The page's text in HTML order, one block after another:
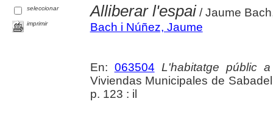
seleccionar
imprimir
Alliberar l'espai/ Jaume
Bach i Núñez, Jaume
En: 063504 L'habitatge públic
Viviendas Municipales de
p. 123 : il